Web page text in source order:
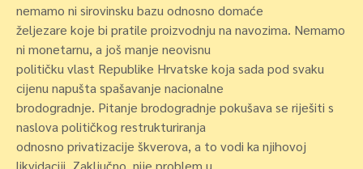
nemamo ni sirovinsku bazu odnosno domaće
željezare koje bi pratile proizvodnju na navozima. Nemamo
ni monetarnu, a još manje neovisnu
političku vlast Republike Hrvatske koja sada pod svaku
cijenu napušta spašavanje nacionalne
brodogradnje. Pitanje brodogradnje pokušava se riješiti s
naslova političkog restrukturiranja
odnosno privatizacije škverova, a to vodi ka njihovoj
likvidaciji. Zaključno, nije problem u